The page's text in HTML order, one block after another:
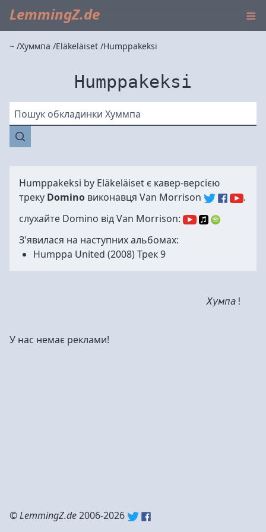
LemmingZ.de ≡
~ Хуммпа Eläkeläiset Humppakeksi
Humppakeksi
Пошук обкладинки Хуммпа
Humppakeksi by Eläkeläiset є кавер-версією
треку Domino виконавця Van Morrison
.
слухайте Domino від Van Morrison:
З'явилася на наступних альбомах:
Humppa United (2008) Трек 9
Хумпа !
У нас немає реклами!
©LemmingZ.de2006-2026